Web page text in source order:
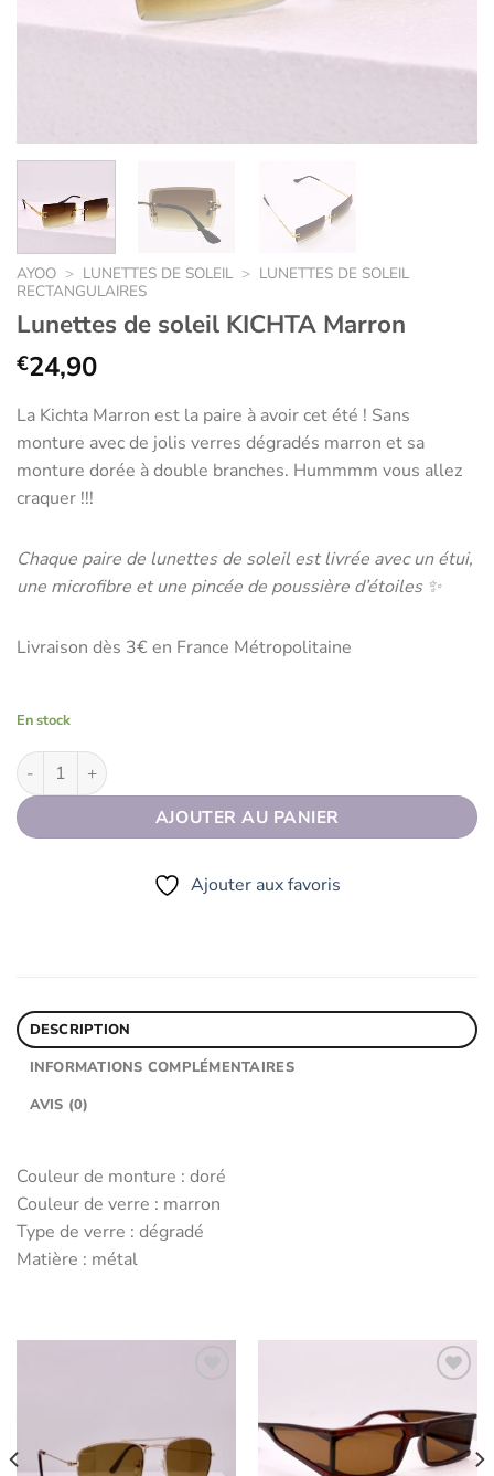
AYOO > LUNETTES DE SOLEIL > LUNETTES DE SOLEIL
RECTANGULAIRES
Lunettes de soleil KICHTA Marron
€24,90
La Kichta Marron est la paire à avoir cet été ! Sans
monture avec de jolis verres dégradés marron et sa
monture dorée à double branches. Hummmm vous allez
craquer !!!
Chaque paire de lunettes de soleil est livrée avec un étui,
une microfibre et une pincée de poussière d’étoiles ✨
Livraison dès 3€ en France Métropolitaine
En stock
quantité de Lunettes de soleil KICHTA Marron
AJOUTER AU PANIER
Ajouter aux favoris
DESCRIPTION
INFORMATIONS COMPLÉMENTAIRES
AVIS (0)
Couleur de monture : doré
Couleur de verre : marron
Type de verre : dégradé
Matière : métal
Ajouter
aux
favoris
Ajouter
aux
favoris